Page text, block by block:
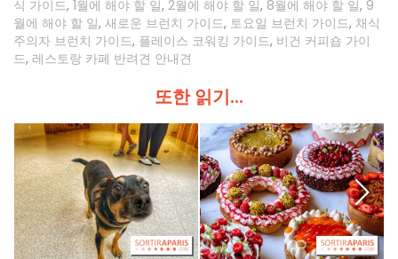
식 가이드, 1월에 해야 할 일, 2월에 해야 할 일, 8월에 해야 할 일, 9
월에 해야 할 일, 새로운 브런치 가이드, 토요일 브런치 가이드, 채식
주의자 브런치 가이드, 플레이스 코워킹 가이드, 비건 커피숍 가이
드, 레스토랑 카페 반려견 안내견
또한 읽기...